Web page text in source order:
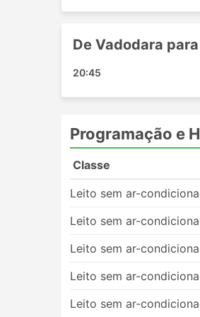
De Vadodara
20:45
Programação e
Classe
Leito sem ar-
Leito sem ar-
Leito sem ar-
Leito sem ar-
Leito sem ar-